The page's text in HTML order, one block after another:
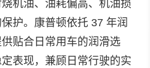
机油、油耗偏高、机油损
护。康普顿依托 37 年润
贴合日常用车的润滑选
表现，兼顾日常行驶的实